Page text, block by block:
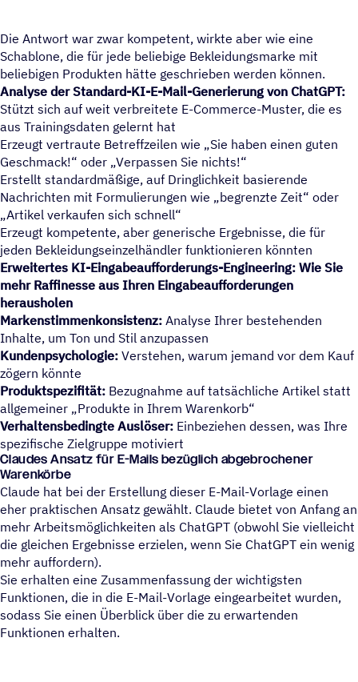
Die Antwort war zwar kompetent, wirkte aber wie eine
Schablone, die für jede beliebige Bekleidungsmarke mit
beliebigen Produkten hätte geschrieben werden können.
Analyse der Standard-KI-E-Mail-Generierung von ChatGPT:
Stützt sich auf weit verbreitete E-Commerce-Muster, die es
aus Trainingsdaten gelernt hat
Erzeugt vertraute Betreffzeilen wie „Sie haben einen guten
Geschmack!“ oder „Verpassen Sie nichts!“
Erstellt standardmäßige, auf Dringlichkeit basierende
Nachrichten mit Formulierungen wie „begrenzte Zeit“ oder
Artikel verkaufen sich schnell“
Erzeugt kompetente, aber generische Ergebnisse, die für
jeden Bekleidungseinzelhändler funktionieren könnten
Erweitertes KI-Eingabeaufforderungs-Engineering: Wie Sie
mehr Raffinesse aus Ihren Eingabeaufforderungen
herausholen
Markenstimmenkonsistenz: Analyse Ihrer bestehenden
Inhalte, um Ton und Stil anzupassen
Kundenpsychologie: Verstehen, warum jemand vor dem Kauf
zögern könnte
Produktspezifität: Bezugnahme auf tatsächliche Artikel statt
allgemeiner „Produkte in Ihrem Warenkorb“
Verhaltensbedingte Auslöser: Einbeziehen dessen, was Ihre
spezifische Zielgruppe motiviert
Claudes Ansatz für E-Mails bezüglich abgebrochener
Warenkörbe
Claude hat bei der Erstellung dieser E-Mail-Vorlage einen
eher praktischen Ansatz gewählt. Claude bietet von Anfang an
mehr Arbeitsmöglichkeiten als ChatGPT (obwohl Sie vielleicht
die gleichen Ergebnisse erzielen, wenn Sie ChatGPT ein wenig
mehr auffordern).
Sie erhalten eine Zusammenfassung der wichtigsten
Funktionen, die in die E-Mail-Vorlage eingearbeitet wurden,
sodass Sie einen Überblick über die zu erwartenden
Funktionen erhalten.